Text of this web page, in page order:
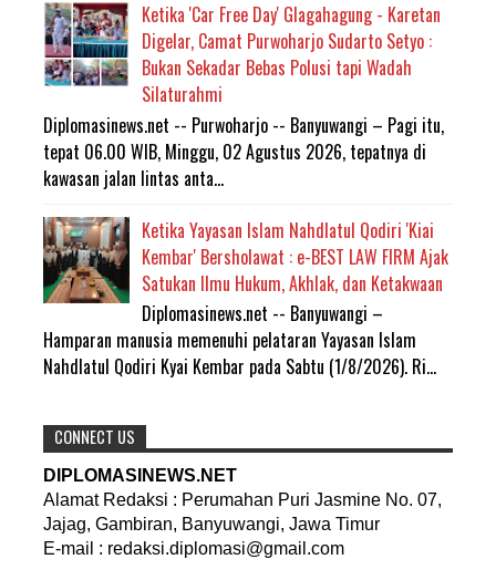
Ketika 'Car Free Day' Glagahagung - Karetan
Digelar, Camat Purwoharjo Sudarto Setyo :
Bukan Sekadar Bebas Polusi tapi Wadah
Silaturahmi
Diplomasinews.net -- Purwoharjo -- Banyuwangi – Pagi itu,
tepat 06.00 WIB, Minggu, 02 Agustus 2026, tepatnya di
kawasan jalan lintas anta...
Ketika Yayasan Islam Nahdlatul Qodiri 'Kiai
Kembar' Bersholawat : e-BEST LAW FIRM Ajak
Satukan Ilmu Hukum, Akhlak, dan Ketakwaan
Diplomasinews.net -- Banyuwangi –
Hamparan manusia memenuhi pelataran Yayasan Islam
Nahdlatul Qodiri Kyai Kembar pada Sabtu (1/8/2026). Ri...
CONNECT US
DIPLOMASINEWS.NET
Alamat Redaksi : Perumahan Puri Jasmine No. 07,
Jajag, Gambiran, Banyuwangi, Jawa Timur
E-mail : redaksi.diplomasi@gmail.com